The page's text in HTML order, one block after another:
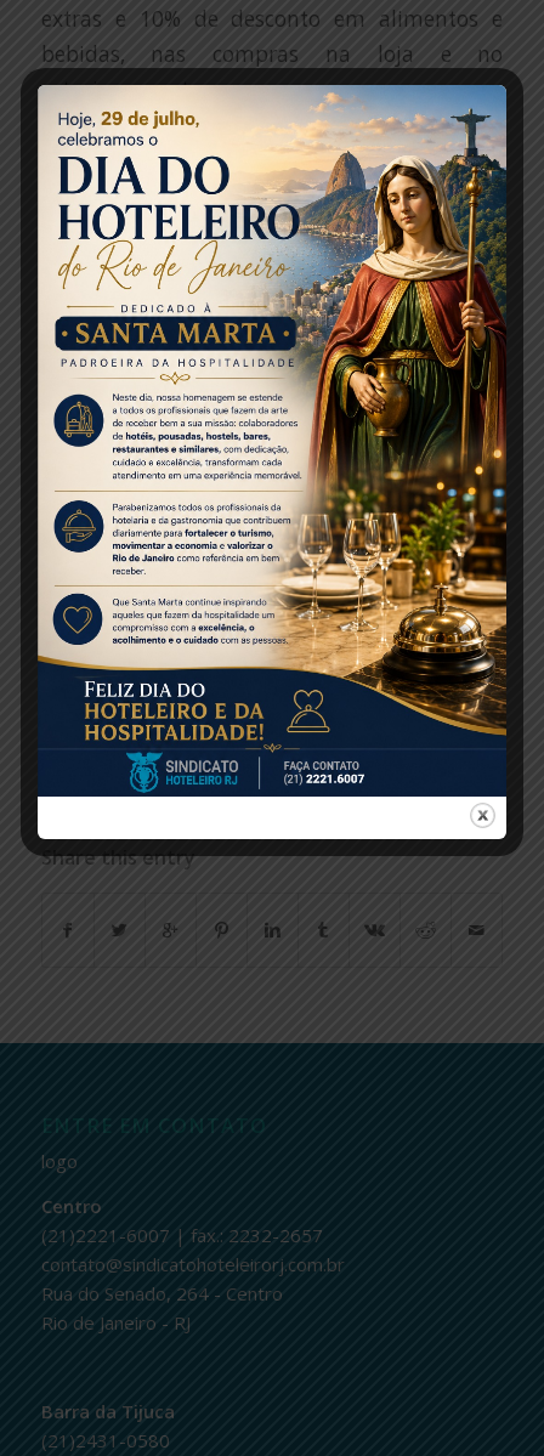
extras e 10% de desconto em alimentos e
bebidas, nas compras na loja e no
estacionamento.
O passaporte individual, no valor de R$ 180 dá
acesso a um adulto e a possibilidade de
inclusão de três dependentes menores de
idade, a um custo adicional de R$ 60, cada.
Para as famílias que queiram estar reunidas
nessa aventura subaquática, há a opção do
passaporte familiar, que custa R$ 360 e dá
acesso a dois adultos e duas crianças e oferece
a possibilidade de inclusão de até mais três
dependentes menores de idade (R$ 60, cada). O
pagamento pode ser feito em até 6x sem juros
no cartão de crédito, com parcela mínima de
No local, os visitantes vão poder conhecer os
ecossistemas marinhos brasileiros, com mais
de 350 espécies e um tanque oceânico com
raias e tubarões.
Fonte: Jornal de Turismo
Share this entry
ENTRE EM CONTATO
logo
Centro
(21)2221-6007 | fax.: 2232-2657
contato@sindicatohoteleirorj.com.br
Rua do Senado, 264 - Centro
Rio de Janeiro - RJ
Barra da Tijuca
(21)2431-0580